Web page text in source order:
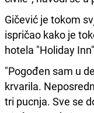
Gičević je tokom
ispričao kako je
hotela "Holiday
"Pogođen sam u
krvarila.
tri pucnja. Sve se